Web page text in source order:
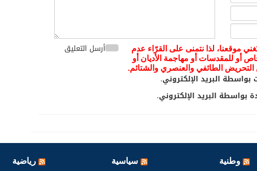
موقعنا، لذا نتمنى على القرّاء عدم
أو للمقدسات أو مهاجمة الأديان أو
عن التحريض الطائفي والعنصري والشتائم.
أرسل التعليق
بواسطة البريد الإلكتروني.
بواسطة البريد الإلكتروني.
وطنية
سياسية
رياضية